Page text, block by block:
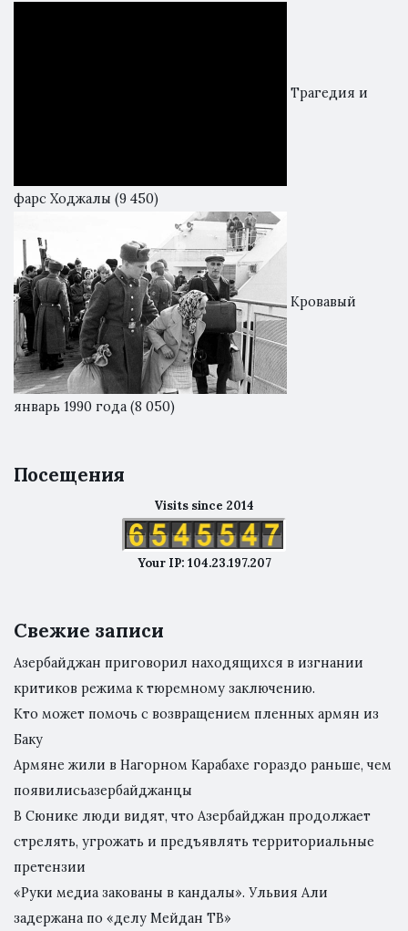
Трагедия и
фарс Ходжалы (9 450)
Кровавый
январь 1990 года (8 050)
Посещения
Visits since 2014
Your IP: 104.23.197.207
Свежие записи
Азербайджан приговорил находящихся в изгнании
критиков режима к тюремному заключению.
Кто может помочь с возвращением пленных армян из
Баку
Армяне жили в Нагорном Карабахе гораздо раньше, чем
появилисьазербайджанцы
В Сюнике люди видят, что Азербайджан продолжает
стрелять, угрожать и предъявлять территориальные
претензии
«Руки медиа закованы в кандалы». Ульвия Али
задержана по «делу Мейдан ТВ»